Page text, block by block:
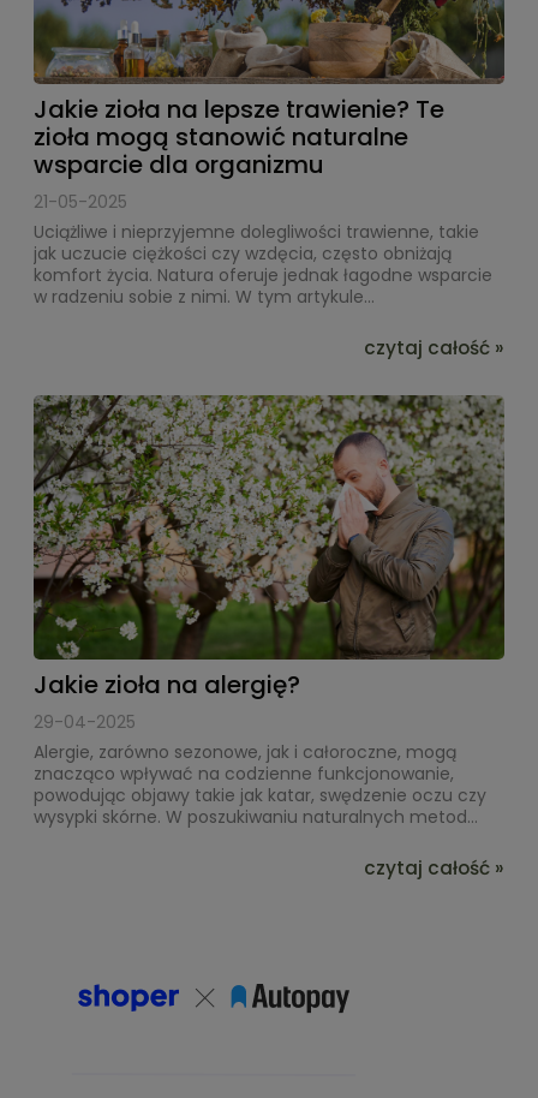
Jakie zioła na lepsze trawienie? Te
zioła mogą stanowić naturalne
wsparcie dla organizmu
21-05-2025
Uciążliwe i nieprzyjemne dolegliwości trawienne, takie
jak uczucie ciężkości czy wzdęcia, często obniżają
komfort życia. Natura oferuje jednak łagodne wsparcie
w radzeniu sobie z nimi. W tym artykule...
czytaj całość »
Jakie zioła na alergię?
29-04-2025
Alergie, zarówno sezonowe, jak i całoroczne, mogą
znacząco wpływać na codzienne funkcjonowanie,
powodując objawy takie jak katar, swędzenie oczu czy
wysypki skórne. W poszukiwaniu naturalnych metod...
czytaj całość »